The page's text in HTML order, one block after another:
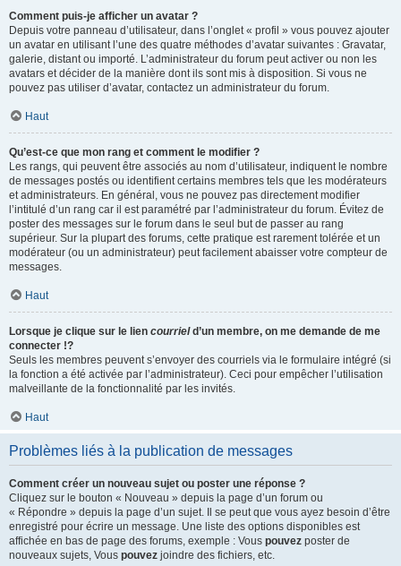
Comment puis-je afficher un avatar ?
Depuis votre panneau d’utilisateur, dans l’onglet « profil » vous pouvez ajouter
un avatar en utilisant l’une des quatre méthodes d’avatar suivantes : Gravatar,
galerie, distant ou importé. L’administrateur du forum peut activer ou non les
avatars et décider de la manière dont ils sont mis à disposition. Si vous ne
pouvez pas utiliser d’avatar, contactez un administrateur du forum.
Haut
Qu’est-ce que mon rang et comment le modifier ?
Les rangs, qui peuvent être associés au nom d’utilisateur, indiquent le nombre
de messages postés ou identifient certains membres tels que les modérateurs
et administrateurs. En général, vous ne pouvez pas directement modifier
l’intitulé d’un rang car il est paramétré par l’administrateur du forum. Évitez de
poster des messages sur le forum dans le seul but de passer au rang
supérieur. Sur la plupart des forums, cette pratique est rarement tolérée et un
modérateur (ou un administrateur) peut facilement abaisser votre compteur de
messages.
Haut
Lorsque je clique sur le lien courrield’un membre, on me demande de me
connecter !?
Seuls les membres peuvent s’envoyer des courriels via le formulaire intégré (si
la fonction a été activée par l’administrateur). Ceci pour empêcher l’utilisation
malveillante de la fonctionnalité par les invités.
Haut
Problèmes liés à la publication de messages
Comment créer un nouveau sujet ou poster une réponse ?
Cliquez sur le bouton « Nouveau » depuis la page d’un forum ou
« Répondre » depuis la page d’un sujet. Il se peut que vous ayez besoin d’être
enregistré pour écrire un message. Une liste des options disponibles est
affichée en bas de page des forums, exemple : Vous pouvez poster de
nouveaux sujets, Vous pouvez joindre des fichiers, etc.